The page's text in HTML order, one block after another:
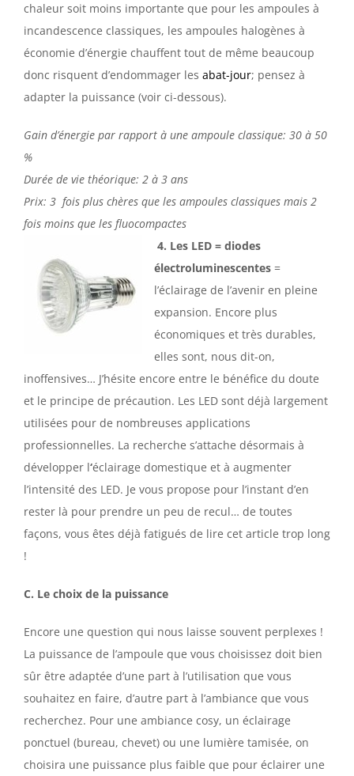
chaleur soit moins importante que pour les ampoules à
incandescence classiques, les ampoules halogènes à
économie d’énergie chauffent tout de même beaucoup
donc risquent d’endommager les abat-jour; pensez à
adapter la puissance (voir ci-dessous).
Gain d’énergie par rapport à une ampoule classique: 30 à 50
%
Durée de vie théorique: 2 à 3 ans
Prix: 3 fois plus chères que les ampoules classiques mais 2
fois moins que les fluocompactes
4. Les LED = diodes
électroluminescentes =
l’éclairage de l’avenir en pleine
expansion. Encore plus
économiques et très durables,
elles sont, nous dit-on,
inoffensives… J’hésite encore entre le bénéfice du doute
et le principe de précaution. Les LED sont déjà largement
utilisées pour de nombreuses applications
professionnelles. La recherche s’attache désormais à
développer l‘éclairage domestique et à augmenter
l’intensité des LED. Je vous propose pour l’instant d’en
rester là pour prendre un peu de recul… de toutes
façons, vous êtes déjà fatigués de lire cet article trop long
!
C. Le choix de la puissance
Encore une question qui nous laisse souvent perplexes !
La puissance de l’ampoule que vous choisissez doit bien
sûr être adaptée d’une part à l’utilisation que vous
souhaitez en faire, d’autre part à l’ambiance que vous
recherchez. Pour une ambiance cosy, un éclairage
ponctuel (bureau, chevet) ou une lumière tamisée, on
choisira une puissance plus faible que pour éclairer une